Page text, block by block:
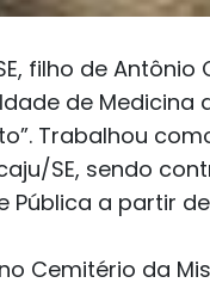
filho de
de Medicina
Trabalhou
SE, sendo
a partir
Cemitério da